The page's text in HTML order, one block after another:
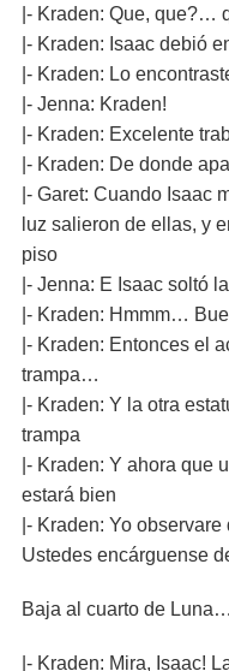
|- Kraden: Que, que?…
|- Kraden: Isaac debió
|- Kraden: Lo
|- Jenna: Kraden!
|- Kraden: Excelente
|- Kraden: De donde
|- Garet: Cuando Isaac
luz salieron de ellas, y
piso
|- Jenna: E Isaac soltó
|- Kraden: Hmmm…
|- Kraden: Entonces el
trampa…
|- Kraden: Y la otra
trampa
|- Kraden: Y ahora que
estará bien
|- Kraden: Yo
Ustedes encárguense
Baja al cuarto de Luna…
|- Kraden: Mira, Isaac!